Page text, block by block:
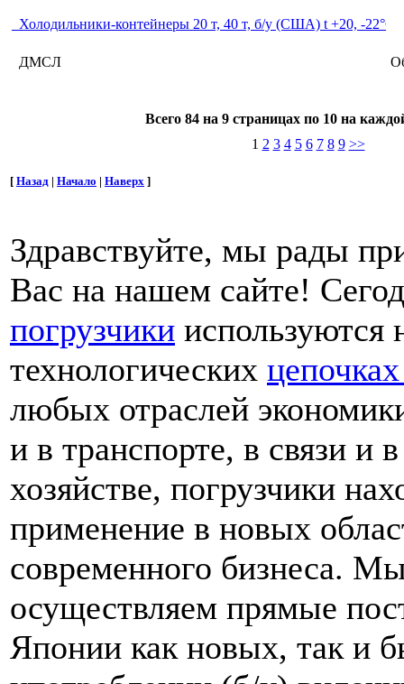
Холодильники-контейнеры 20 т, 40 т, б/у (США) t +20, -22°C
ДМСЛ
Всего 84 на 9 страницах по 10 на
1 2 3 4 5 6 7 8 9 >>
[ Назад | Начало | Наверх ]
Здравствуйте, мы рады
Вас на нашем сайте!
погрузчики используются
технологических
любых отраслей
и в транспорте, в связи и
хозяйстве, погрузчики
применение в новых
современного бизнеса.
осуществляем прямые
Японии как новых, так и